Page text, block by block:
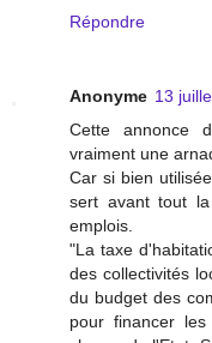
Répondre
Anonyme 13
Cette annonce
vraiment une
Car si bien
sert avant tout
emplois.
"La taxe
des collectivités
du budget des
pour financer